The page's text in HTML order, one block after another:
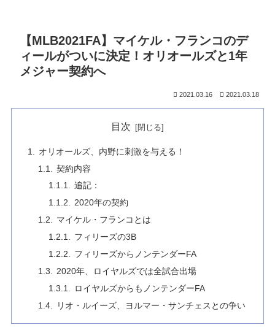
【MLB2021FA】マイケル・フランコのデ
ィールがついに決定！オリオールズと1年
メジャー契約へ
2021.03.16 2021.03.18
目次
オリオールズ、内野に刺激を与える！
契約内容
追記：
2020年の契約
マイケル・フランコとは
フィリーズの3B
フィリーズからノンテンダーFA
2020年、ロイヤルズでは全試合出場
ロイヤルズからもノンテンダーFA
リオ・ルイーズ、ヨルマー・サンチェスとの争い